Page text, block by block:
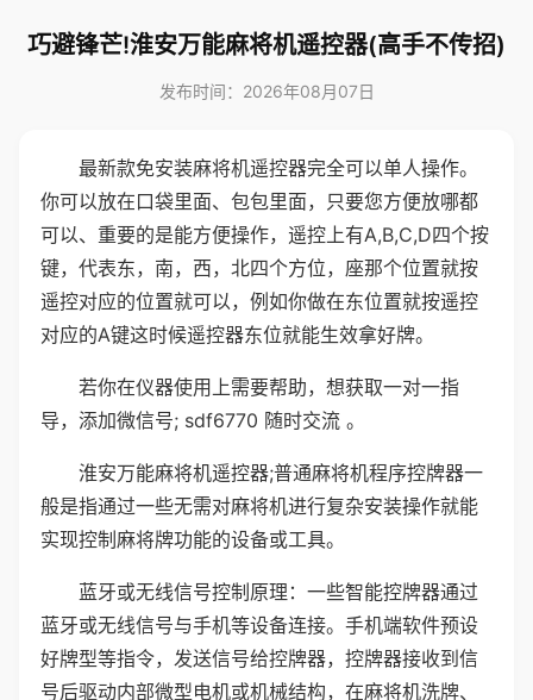
巧避锋芒!淮安万能麻将机遥控器(高手不传招)
发布时间：2026年08月07日
最新款免安装麻将机遥控器完全可以单人操作。
你可以放在口袋里面、包包里面，只要您方便放哪都
可以、重要的是能方便操作，遥控上有A,B,C,D四个按
键，代表东，南，西，北四个方位，座那个位置就按
遥控对应的位置就可以，例如你做在东位置就按遥控
对应的A键这时候遥控器东位就能生效拿好牌。
若你在仪器使用上需要帮助，想获取一对一指
导，添加微信号; sdf6770 随时交流 。
淮安万能麻将机遥控器;普通麻将机程序控牌器一
般是指通过一些无需对麻将机进行复杂安装操作就能
实现控制麻将牌功能的设备或工具。
蓝牙或无线信号控制原理：一些智能控牌器通过
蓝牙或无线信号与手机等设备连接。手机端软件预设
好牌型等指令，发送信号给控牌器，控牌器接收到信
号后驱动内部微型电机或机械结构，在麻将机洗牌、